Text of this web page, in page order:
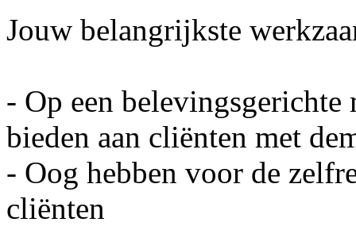
Jouw belangrijkste
- Op een
bieden aan cliënten met
- Oog hebben voor de
cliënten